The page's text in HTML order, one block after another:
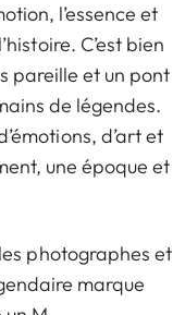
l’essence et
C’est bien
pareille et un pont
de légendes.
d’art et
une époque et
photographes et
marque